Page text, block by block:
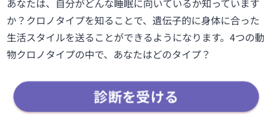
あなたは、自分がどんな睡眠に向いているか知っています
か？クロノタイプを知ることで、遺伝子的に身体に合った
生活スタイルを送ることができるようになります。4つの動
物クロノタイプの中で、あなたはどのタイプ？
診断を受ける